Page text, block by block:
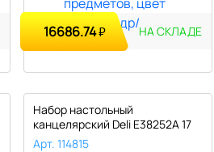
16686.74₽ НА СКЛАДЕ
Набор настольный
канцелярский Deli E38252A 17
предметов..
Арт. 114815